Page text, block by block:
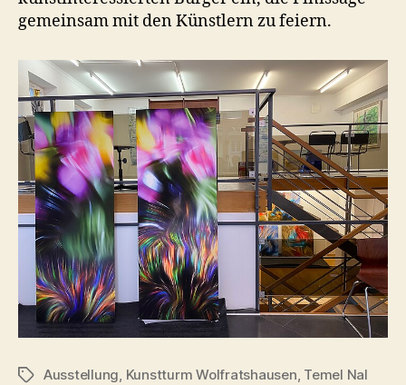
gemeinsam mit den Künstlern zu feiern.
Schlagwörter
Ausstellung, Kunstturm Wolfratshausen, Temel Nal